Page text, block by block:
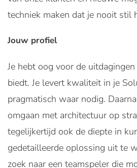
techniek maken dat je nooit stil
Jouw profiel
Je hebt oog voor de
biedt. Je levert kwaliteit in je
pragmatisch waar nodig.
omgaan met architectuur op
tegelijkertijd ook de diepte in
gedetailleerde oplossing uit te
zoek naar een teamspeler die